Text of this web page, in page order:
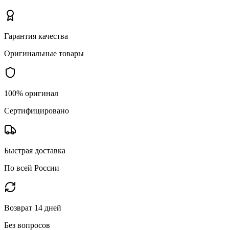
Гарантия качества
Оригинальные товары
100% оригинал
Сертифицировано
Быстрая доставка
По всей России
Возврат 14 дней
Без вопросов